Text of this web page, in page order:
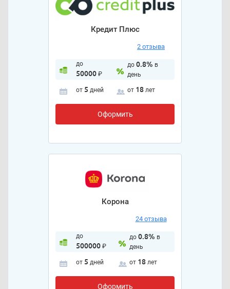
Кредит Плюс
2 отзыва
до
50000₽
до 0.8% в
день
от 5 дней от 18 лет
Оформить
Корона
24 отзыва
до
500000₽
до 0.8% в
день
от 5 дней от 18 лет
Оформить